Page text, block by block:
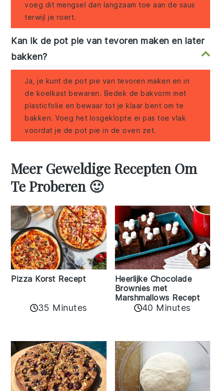
voeg dit mengsel dan langzaam toe aan de saus
terwijl je roert.
Kan ik de pot pie van tevoren maken en later
bakken?
Ja, je kunt de pot pie van tevoren maken en in
de koelkast bewaren. Bedek de bakvorm met
plasticfolie en bewaar tot je klaar bent om te
bakken. Voeg het losgeklopte ei pas toe vlak
voordat je de pot pie in de oven zet.
Meer Geweldige Recepten Om
Te Proberen 🙂
Pizza Korst Recept
35 Minutes
Heerlijke Chocolade
Brownies met
Marshmallows Recept
40 Minutes